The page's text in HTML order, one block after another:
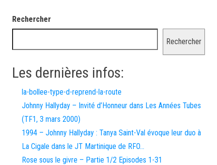
Rechercher
Rechercher
Les dernières infos:
la-bollee-type-d-reprend-la-route
Johnny Hallyday – Invité d’Honneur dans Les Années Tubes
(TF1, 3 mars 2000)
1994 – Johnny Hallyday : Tanya Saint-Val évoque leur duo à
La Cigale dans le JT Martinique de RFO…
Rose sous le givre – Partie 1/2 Episodes 1-31